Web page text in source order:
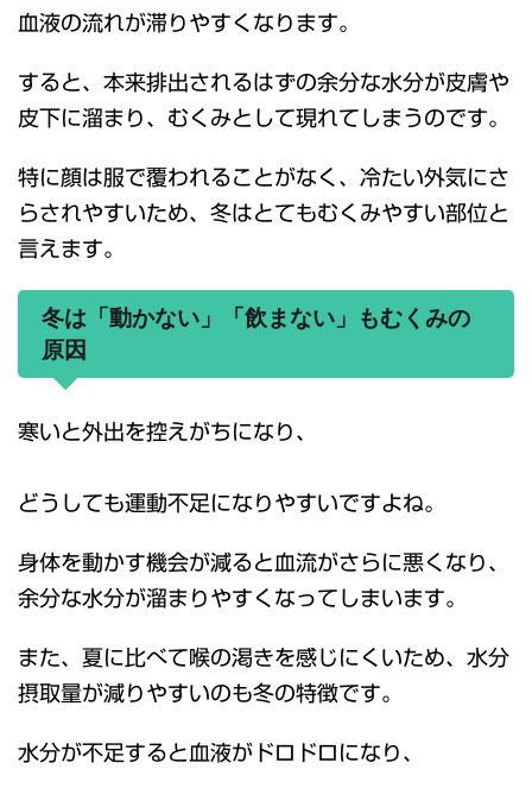
血液の流れが滞りやすくなります。
すると、本来排出されるはずの余分な水分が皮膚や
皮下に溜まり、むくみとして現れてしまうのです。
特に顔は服で覆われることがなく、冷たい外気にさ
らされやすいため、冬はとてもむくみやすい部位と
言えます。
冬は「動かない」「飲まない」もむくみの
原因
寒いと外出を控えがちになり、
どうしても運動不足になりやすいですよね。
身体を動かす機会が減ると血流がさらに悪くなり、
余分な水分が溜まりやすくなってしまいます。
また、夏に比べて喉の渇きを感じにくいため、水分
摂取量が減りやすいのも冬の特徴です。
水分が不足すると血液がドロドロになり、